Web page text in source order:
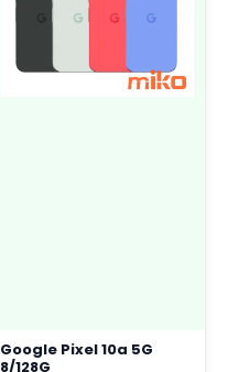
Google Pixel 10a 5G
8/128G